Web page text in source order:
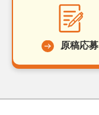
原稿応募